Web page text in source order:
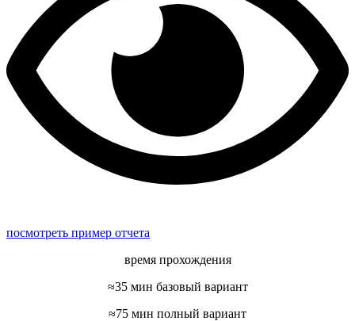
посмотреть пример отчета
время прохождения
≈35 мин базовый вариант
≈75 мин полный вариант